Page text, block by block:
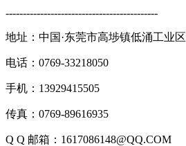
--------------------------------------------
地址：中国·东莞市高埗镇低涌工业区
电话： 0769-33218050
手机： 13929415505
传真： 0769-89616935
Q Q 邮箱： 1617086148@QQ.COM